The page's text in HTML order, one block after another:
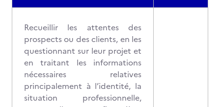
Recueillir les attentes des
prospects ou des clients, en les
questionnant sur leur projet et
en traitant les informations
nécessaires relatives
principalement à l’identité, la
situation professionnelle,